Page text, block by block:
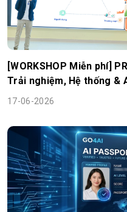
[WORKSHOP Miễn phí]
Trải nghiệm, Hệ thống &
17-06-2026